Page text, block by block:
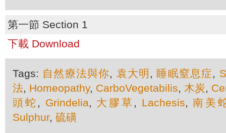
第一節 Section 1
下載 Download
Tags: 自然療法與你, 袁大明 , 睡眠窒息症,
法, Homeopathy, CarboVegetabilis, 木炭,
頭蛇 , Grindelia, 大膠草 , Lachesis,南美
Sulphur, 硫磺